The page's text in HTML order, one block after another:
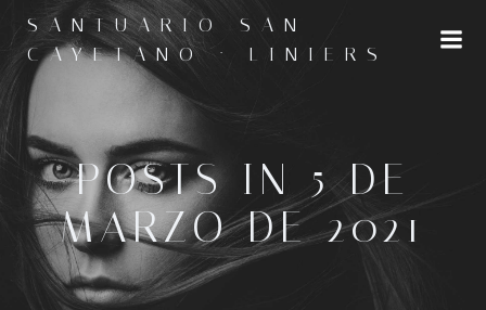
al
contenido
SANTUARIO SAN
CAYETANO · LINIERS
POSTS IN 5 DE
MARZO DE 2021